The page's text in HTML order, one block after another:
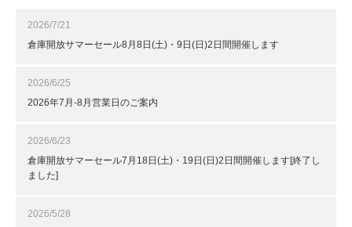
2026/7/21
倉庫開放サマーセール8月8日(土)・9日(日)2日間開催します
2026/6/25
2026年7月-8月営業日のご案内
2026/6/23
倉庫開放サマーセール7月18日(土)・19日(日)2日間開催します[終了し
ました]
2026/5/28